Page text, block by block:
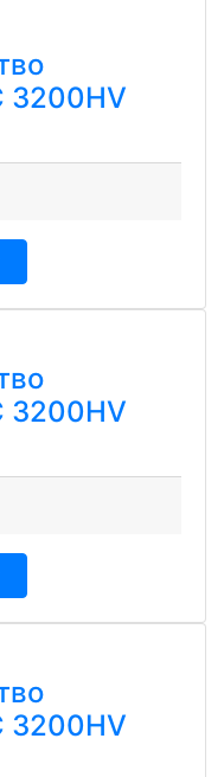
3200HV
3200HV
3200HV